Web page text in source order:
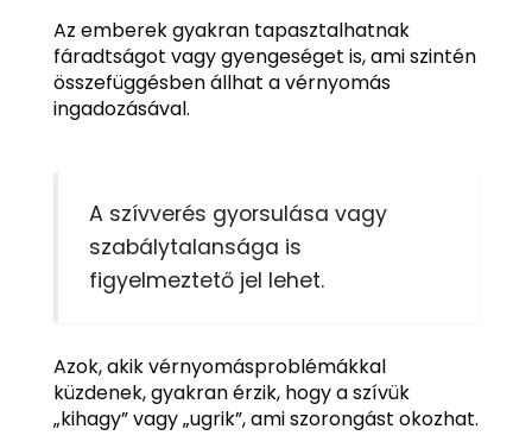
Az emberek gyakran tapasztalhatnak
fáradtságot vagy gyengeséget is, ami szintén
összefüggésben állhat a vérnyomás
ingadozásával.
A szívverés gyorsulása vagy
szabálytalansága is
figyelmeztető jel lehet.
Azok, akik vérnyomásproblémákkal
küzdenek, gyakran érzik, hogy a szívük
„kihagy” vagy „ugrik”, ami szorongást okozhat.